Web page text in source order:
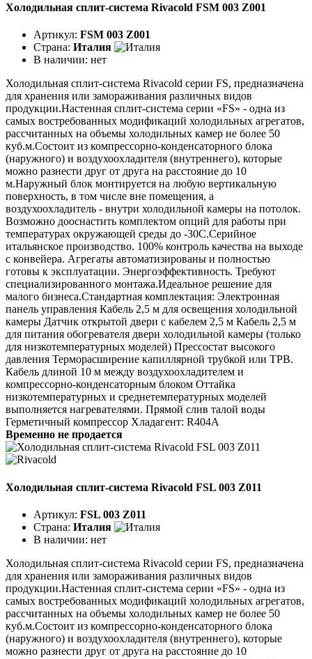
Холодильная сплит-система Rivacold FSM 003 Z001
Артикул: FSM 003 Z001
Страна: Италия
В наличии: нет
Холодильная сплит-система Rivacold серии FS, предназначена
для хранения или замораживания различных видов
продукции.Настенная сплит-система серии «FS» - одна из
самых востребованных модификаций холодильных агрегатов,
рассчитанных на объемы холодильных камер не более 50
куб.м.Состоит из компрессорно-конденсаторного блока
(наружного) и воздухоохладителя (внутреннего), которые
можно разнести друг от друга на расстояние до 10
м.Наружный блок монтируется на любую вертикальную
поверхность, в том числе вне помещения, а
воздухоохладитель - внутри холодильной камеры на потолок.
Возможно дооснастить комплектом опций для работы при
температурах окружающей среды до -30С.Серийное
итальянское производство. 100% контроль качества на выходе
с конвейера. Агрегаты автоматизированы и полностью
готовы к эксплуатации. Энергоэффективность. Требуют
специализированного монтажа.Идеальное решение для
малого бизнеса.Стандартная комплектация: Электронная
панель управления Кабель 2,5 м для освещения холодильной
камеры Датчик открытой двери с кабелем 2,5 м Кабель 2,5 м
для питания обогревателя двери холодильной камеры (только
для низкотемпературных моделей) Прессостат высокого
давления Терморасширение капиллярной трубкой или ТРВ.
Кабель длиной 10 м между воздухоохладителем и
компрессорно-конденсаторным блоком Оттайка
низкотемпературных и среднетемпературных моделей
выполняется нагревателями. Прямой слив талой воды
Герметичный компрессор Хладагент: R404A
Временно не продается
Холодильная сплит-система Rivacold FSL 003 Z011
Артикул: FSL 003 Z011
Страна: Италия
В наличии: нет
Холодильная сплит-система Rivacold серии FS, предназначена
для хранения или замораживания различных видов
продукции.Настенная сплит-система серии «FS» - одна из
самых востребованных модификаций холодильных агрегатов,
рассчитанных на объемы холодильных камер не более 50
куб.м.Состоит из компрессорно-конденсаторного блока
(наружного) и воздухоохладителя (внутреннего), которые
можно разнести друг от друга на расстояние до 10